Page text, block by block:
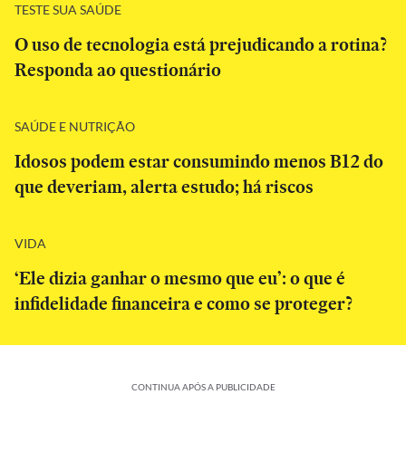
TESTE SUA SAÚDE
O uso de tecnologia está prejudicando a rotina?
Responda ao questionário
SAÚDE E NUTRIÇÃO
Idosos podem estar consumindo menos B12 do
que deveriam, alerta estudo; há riscos
VIDA
‘Ele dizia ganhar o mesmo que eu’: o que é
infidelidade financeira e como se proteger?
CONTINUA APÓS A PUBLICIDADE